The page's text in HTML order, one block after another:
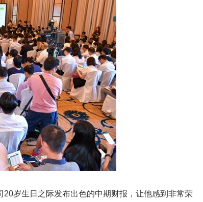
岁生日之际发布出色的中期财报，让他感到非常荣